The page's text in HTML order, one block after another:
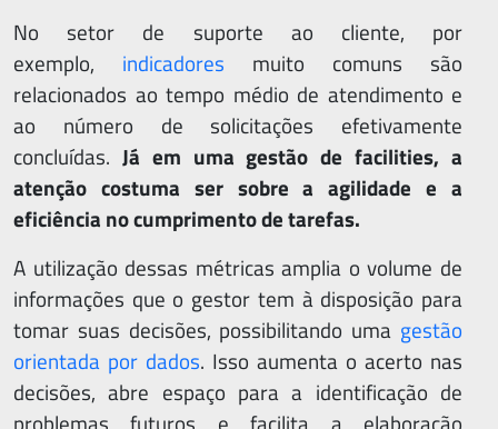
No setor de suporte ao cliente, por
exemplo, indicadores muito comuns são
relacionados ao tempo médio de atendimento e
ao número de solicitações efetivamente
concluídas. Já em uma gestão de facilities, a
atenção costuma ser sobre a agilidade e a
eficiência no cumprimento de tarefas.
A utilização dessas métricas amplia o volume de
informações que o gestor tem à disposição para
tomar suas decisões, possibilitando uma gestão
orientada por dados. Isso aumenta o acerto nas
decisões, abre espaço para a identificação de